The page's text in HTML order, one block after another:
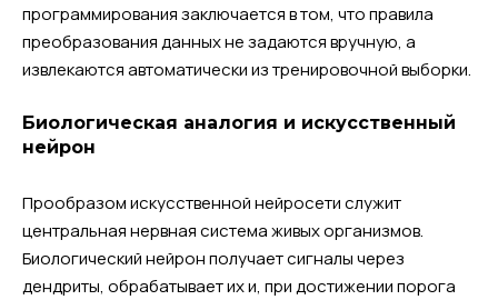
программирования заключается в том, что правила
преобразования данных не задаются вручную, а
извлекаются автоматически из тренировочной выборки.
Биологическая аналогия и искусственный
нейрон
Прообразом искусственной нейросети служит
центральная нервная система живых организмов.
Биологический нейрон получает сигналы через
дендриты, обрабатывает их и, при достижении порога